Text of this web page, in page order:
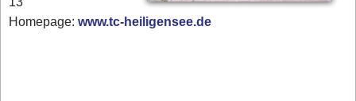
Homepage:www.tc-heiligensee.de